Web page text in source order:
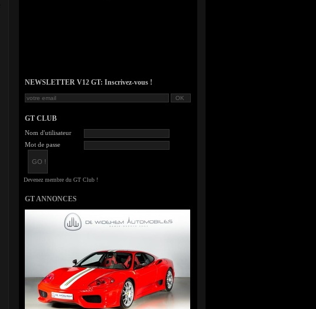
NEWSLETTER V12 GT: Inscrivez-vous !
GT CLUB
Nom d'utilisateur
Mot de passe
GT ANNONCES